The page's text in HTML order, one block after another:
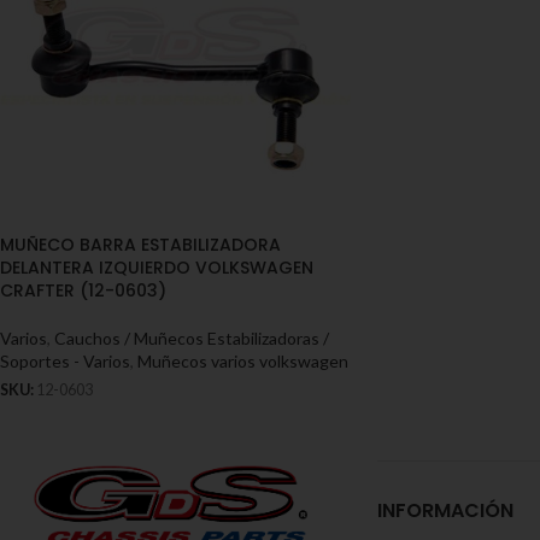
MUÑECO BARRA ESTABILIZADORA
DELANTERA IZQUIERDO VOLKSWAGEN
CRAFTER (12-0603)
Varios Cauchos / Muñecos Estabilizadoras /
Soportes - Varios Muñecos varios volkswagen
SKU: 12-0603
INFORMACIÓN